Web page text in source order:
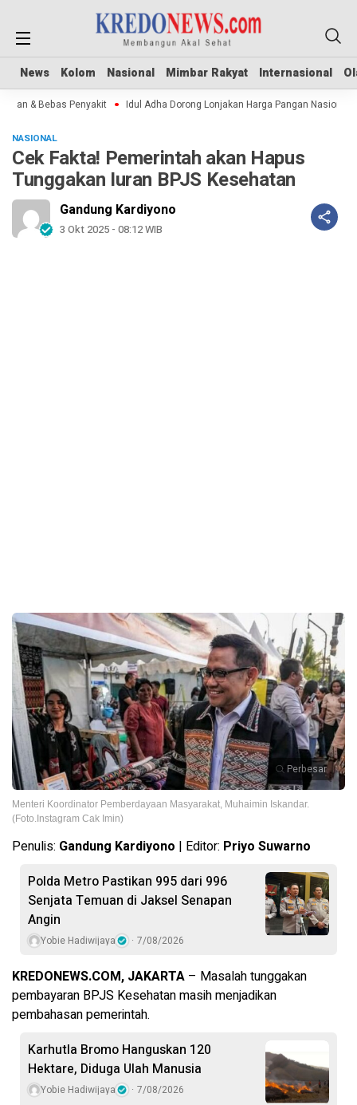
News Kolom Nasional Mimbar Rakyat Internasional
News Kolom Nasional Mimbar Rakyat Internasional
& Bebas Penyakit Idul Adha Dorong Lonjakan Harga Pangan Nasional
NASIONAL
Cek Fakta! Pemerintah akan Hapus
Tunggakan Iuran BPJS Kesehatan
Gandung Kardiyono
3 Okt 2025 - 08:12 WIB
Perbesar
Menteri Koordinator Pemberdayaan Masyarakat, Muhaimin Iskandar.
(Foto.Instagram Cak Imin)
Penulis: Gandung Kardiyono | Editor: Priyo Suwarno
Polda Metro Pastikan 995 dari 996
Senjata Temuan di Jaksel Senapan
Angin
Yobie Hadiwijaya 7/08/2026
KREDONEWS.COM, JAKARTA – Masalah tunggakan
pembayaran BPJS Kesehatan masih menjadikan
pembahasan pemerintah.
Karhutla Bromo Hanguskan 120
Hektare, Diduga Ulah Manusia
Yobie Hadiwijaya 7/08/2026